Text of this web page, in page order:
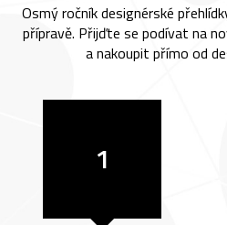
Osmý ročník designérské
přípravě. Přijďte se podívat na
a nakoupit přímo od
1